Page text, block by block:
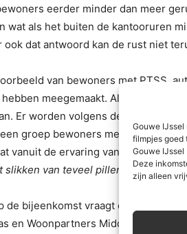
Gouwe
filmpjes goed
Gouwe
Deze
zijn alleen
eerder minder dan meer
wat als het buiten de kantooruren
ook dat antwoord kan de rust niet
van bewoners met PTSS,
meegemaakt. Al deze
Er worden volgens de Hoop géén
groep bewoners met
vanuit de ervaring van De Hoop
slikken van teveel pillen”.
de bijeenkomst vraagt of het
en Woonpartners Midden Holland